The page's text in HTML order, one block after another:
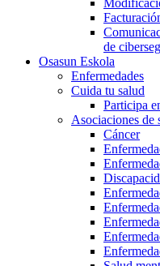
de
Osasun Eskola
Enfermedades
Cuida tu salud
Participa
Asociaciones de
Cáncer